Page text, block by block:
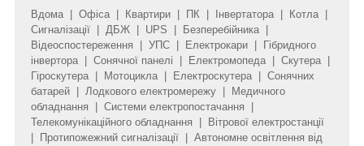
Вдома | Офіса | Квартири | ПК | Інвертатора | Котла |
Сигналізації | ДБЖ | UPS | Безперебійника |
Відеоспостереження | УПС | Електрокари | Гібридного
інвертора | Сонячної панелі | Електромопеда | Скутера |
Гіроскутера | Мотоцикла | Електроскутера | Сонячних
батарей | Лодкового електромережу | Медичного
обладнання | Системи електропостачання |
Телекомунікаційного обладнання | Вітрової електростанції
| Протипожежний сигналізації | Автономне освітлення від